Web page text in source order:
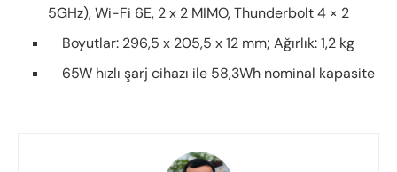
5GHz), Wi-Fi 6E, 2 x 2 MIMO, Thunderbolt 4 × 2
Boyutlar: 296,5 x 205,5 x 12 mm; Ağırlık: 1,2 kg
65W hızlı şarj cihazı ile 58,3Wh nominal kapasite